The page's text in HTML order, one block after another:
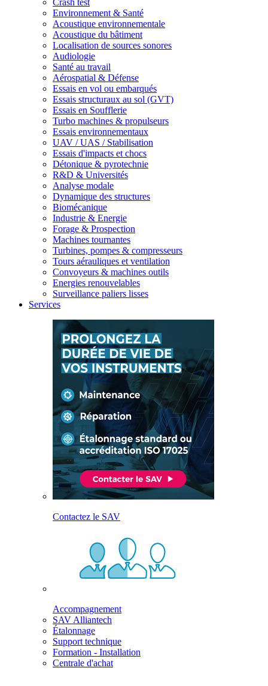
Crash test
Environnement & Santé
Acoustique environnementale
Acoustique du bâtiment
Localisation de sources sonores
Audiologie
Santé au travail
Aérospatial & Défense
Essais en vol ou embarqués
Essais structuraux au sol (GVT)
Essais en Soufflerie
Turbo machines & propulseurs
Essais environnementaux
UAV / UAS / Stabilisation
Essais d'impacts et chocs
Détonique & pyrotechnie
R&D & Universités
Analyse modale
Dynamique des structures
Biomécanique
Industrie & Energie
Forage & Prospection
Machines tournantes
Turbines, pompes & compresseurs
Tours aérauliques et ventilation
Convoyeurs & machines outils
Energies renouvelables
Surveillance paliers lisses
Services
Contactez le SAV
Accompagnement
SAV Alliantech
Étalonnage
Support technique
Formation - Installation
Centrale d'achat